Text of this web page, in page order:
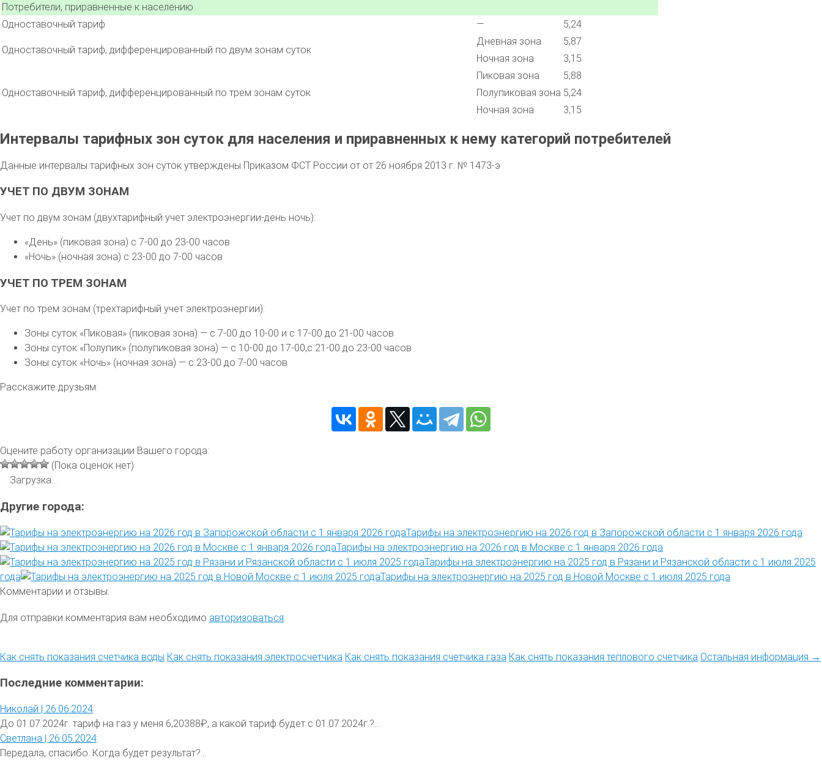
Потребители, приравненные к населению
Одноставочный тариф
— 5,24
Одноставочный тариф, дифференцированный по двум зонам суток
Дневная зона
5,87
Ночная зона
3,15
Одноставочный тариф, дифференцированный по трем зонам суток
Пиковая зона
5,88
Полупиковая зона 5,24
Ночная зона
3,15
Интервалы тарифных зон суток для населения и приравненных к нему категорий потребителей
Данные интервалы тарифных зон суток утверждены Приказом ФСТ России от от 26 ноября 2013 г. № 1473-э
УЧЕТ ПО ДВУМ ЗОНАМ
Учет по двум зонам (двухтарифный учет электроэнергии-день ночь):
«День» (пиковая зона) с 7-00 до 23-00 часов
«Ночь» (ночная зона) с 23-00 до 7-00 часов
УЧЕТ ПО ТРЕМ ЗОНАМ
Учет по трем зонам (трехтарифный учет электроэнергии):
Зоны суток «Пиковая» (пиковая зона) — с 7-00 до 10-00 и с 17-00 до 21-00 часов
Зоны суток «Полупик» (полупиковая зона) — с 10-00 до 17-00,с 21-00 до 23-00 часов
Зоны суток «Ночь» (ночная зона) — с 23-00 до 7-00 часов
Расскажите друзьям:
Оцените работу организации Вашего города:
(Пока оценок нет)
Загрузка...
Другие города:
Тарифы на электроэнергию на 2026 год в Запорожской области с 1 января 2026 года
Тарифы на электроэнергию на 2026 год в Москве с 1 января 2026 года
Тарифы на электроэнергию на 2025 год в Рязани и Рязанской области с 1 июля 2025
года
Тарифы на электроэнергию на 2025 год в Новой Москве с 1 июля 2025 года
Комментарии и отзывы:
Для отправки комментария вам необходимо авторизоваться
Как снять показания счетчика воды Как снять показания электросчетчика Как снять показания счетчика газа Как снять показания теплового счетчика Остальная информация →
Последние комментарии:
Николай | 26.06.2024:
До 01.07.2024г. тариф на газ у меня 6,20388₽, а какой тариф будет с 01.07.2024г.?...
Светлана | 26.05.2024:
Передала, спасибо. Когда будет результат?...